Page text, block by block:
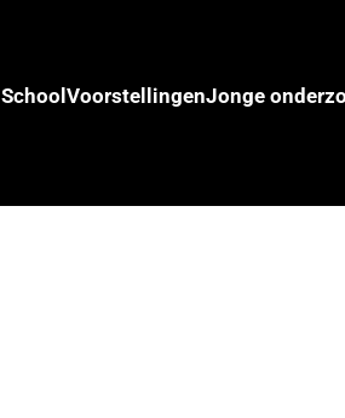
SchoolVoorstellingenJonge